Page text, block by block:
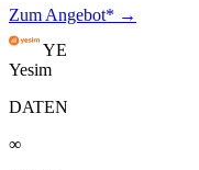
Zum Angebot* →
YE
Yesim
DATEN
∞